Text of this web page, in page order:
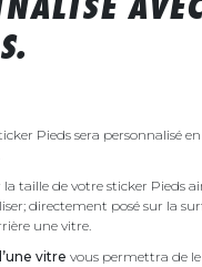
Pieds sera personnalisé
taille de votre sticker Pieds
directement posé sur la
une vitre.
vitre vous permettra de